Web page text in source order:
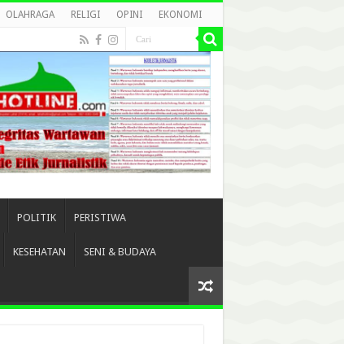
OLAHRAGA RELIGI OPINI EKONOMI
POLITIK PERISTIWA
KESEHATAN SENI & BUDAYA